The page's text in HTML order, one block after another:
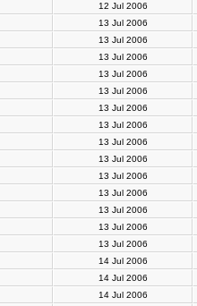
12 Jul 2006
13 Jul 2006
13 Jul 2006
13 Jul 2006
13 Jul 2006
13 Jul 2006
13 Jul 2006
13 Jul 2006
13 Jul 2006
13 Jul 2006
13 Jul 2006
13 Jul 2006
13 Jul 2006
13 Jul 2006
13 Jul 2006
14 Jul 2006
14 Jul 2006
14 Jul 2006